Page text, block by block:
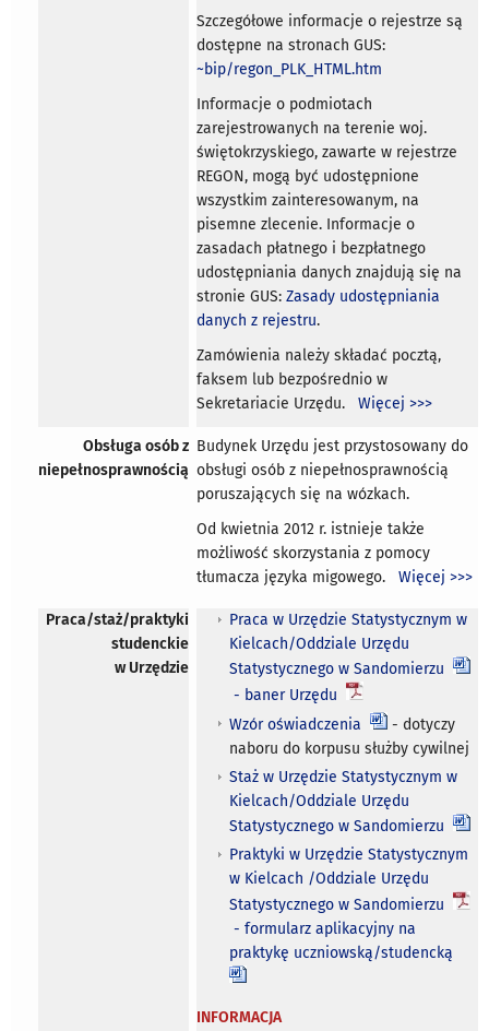
Szczegółowe informacje o rejestrze są
dostępne na stronach GUS:
~bip/regon_PLK_HTML.htm
Informacje o podmiotach
zarejestrowanych na terenie woj.
świętokrzyskiego, zawarte w rejestrze
REGON, mogą być udostępnione
wszystkim zainteresowanym, na
pisemne zlecenie. Informacje o
zasadach płatnego i bezpłatnego
udostępniania danych znajdują się na
stronie GUS:Zasady udostępniania
danych z rejestru.
Zamówienia należy składać pocztą,
faksem lub bezpośrednio w
Sekretariacie Urzędu.Więcej >>>
Obsługa osób z
niepełnosprawnością
Budynek Urzędu jest przystosowany do
obsługi osób z niepełnosprawnością
poruszających się na wózkach.
Od kwietnia 2012 r. istnieje także
możliwość skorzystania z pomocy
tłumacza języka migowego.Więcej >>>
Praca/staż/praktyki
studenckie
w Urzędzie
Praca w Urzędzie Statystycznym w
Kielcach/Oddziale Urzędu
Statystycznego w Sandomierzu
- baner Urzędu
Wzór oświadczenia
- dotyczy
naboru do korpusu służby cywilnej
Staż w Urzędzie Statystycznym w
Kielcach/Oddziale Urzędu
Statystycznego w Sandomierzu
Praktyki w Urzędzie Statystycznym
w Kielcach /Oddziale Urzędu
Statystycznego w Sandomierzu
- formularz aplikacyjny na
praktykę uczniowską/studencką
INFORMACJA